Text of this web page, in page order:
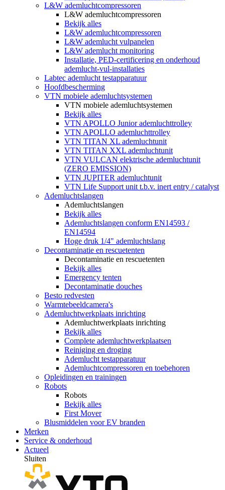
L&W ademluchtcompressoren
L&W ademluchtcompressoren
Bekijk alles
L&W ademluchtcompressoren
L&W ademlucht vulpanelen
L&W ademlucht monitoring
Installatie, PED-certificering en onderhoud
ademlucht-vul-installaties
Labtec ademlucht testapparatuur
Hoofdbescherming
VTN mobiele ademluchtsystemen
VTN mobiele ademluchtsystemen
Bekijk alles
VTN APOLLO Junior ademluchttrolley
VTN APOLLO ademluchttrolley
VTN TITAN XL ademluchtunit
VTN TITAN XXL ademluchtunit
VTN VULCAN elektrische ademluchtunit
(ZERO EMISSION)
VTN JUPITER ademluchtunit
VTN Life Support unit t.b.v. inert entry / catalyst
Ademluchtslangen
Ademluchtslangen
Bekijk alles
Ademluchtslangen conform EN14593 /
EN14594
Hoge druk 1/4" ademluchtslang
Decontaminatie en rescuetenten
Decontaminatie en rescuetenten
Bekijk alles
Emergency tenten
Decontaminatie douches
Besto redvesten
Warmtebeeldcamera's
Ademluchtwerkplaats inrichting
Ademluchtwerkplaats inrichting
Bekijk alles
Complete ademluchtwerkplaatsen
Reiniging en droging
Ademlucht testapparatuur
Ademluchtcompressoren en toebehoren
Opleidingen en trainingen
Robots
Robots
Bekijk alles
First Mover
Blusmiddelen voor EV branden
Merken
Service & onderhoud
Actueel
Sluiten